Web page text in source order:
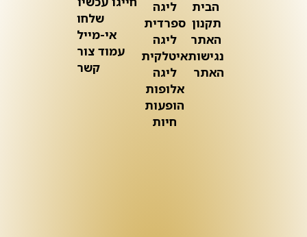
הבית
תקנון
האתר
נגישות
האתר
ליגה
ספרדית
ליגה
איטלקית
ליגה
אלופות
הופעות
חיות
שלחו
אי-מייל
עמוד צור
קשר